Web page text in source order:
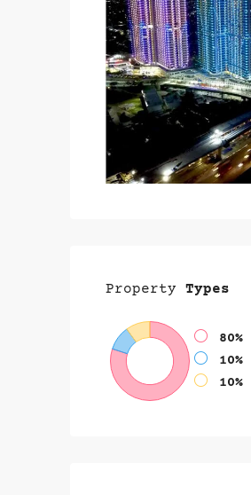
Property Types
80%
10%
10%